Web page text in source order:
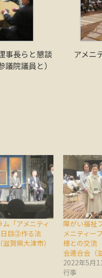
事長らと懇談
議院議員と）
アメニ
「アメニティ
目⓶作る法
賀県大津市）
障がい福祉
メニティー
様との交
会連合会（
2022年5月
行事